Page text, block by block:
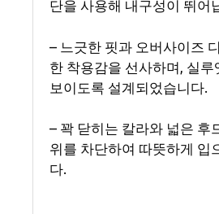
단을 사용해 내구성이 뛰어
– 느긋한 핏과 오버사이즈
한 착용감을 선사하며, 실루
보이도록 설계되었습니다.
– 꽉 닫히는 칼라와 넓은 후
위를 차단하여 따뜻하게 입
다.